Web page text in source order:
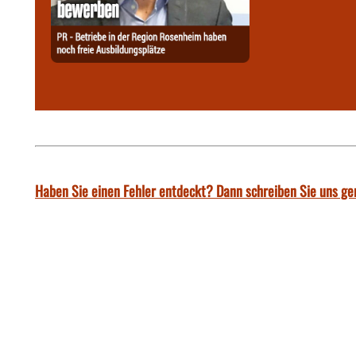
Haben Sie einen Fehler entdeckt? Dann schreiben Sie uns